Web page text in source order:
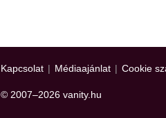
Kapcsolat | Médiaajánlat | Cookie
© 2007–2026 vanity.hu